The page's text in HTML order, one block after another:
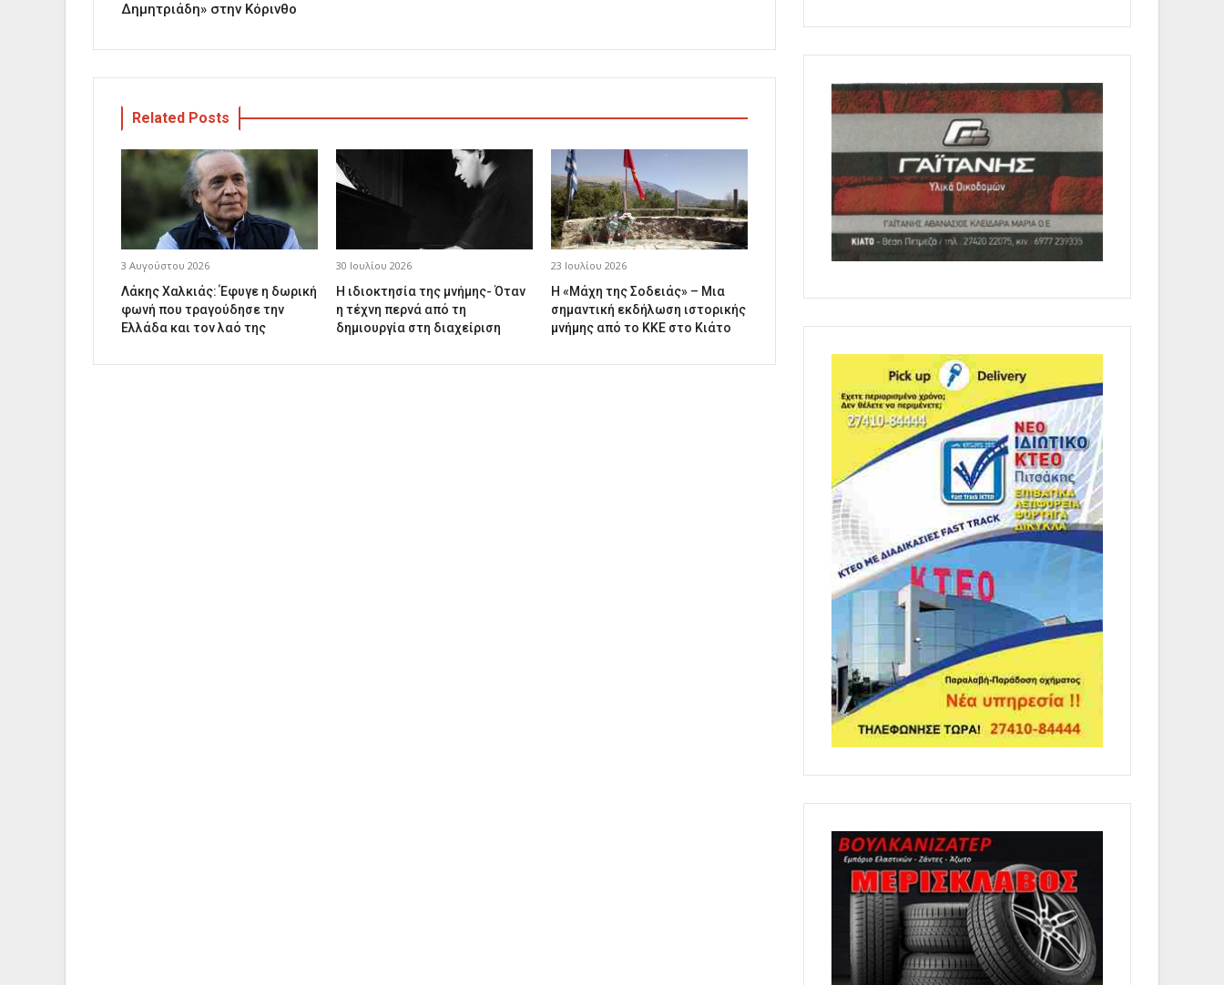
Δημητριάδη» στην Κόρινθο
Related Posts
3 Αυγούστου 2026
Λάκης Χαλκιάς: Έφυγε η δωρική
φωνή που τραγούδησε την
Ελλάδα και τον λαό της
30 Ιουλίου 2026
Η ιδιοκτησία της μνήμης- Όταν
η τέχνη περνά από τη
δημιουργία στη διαχείριση
23 Ιουλίου 2026
Η «Μάχη της Σοδειάς» – Μια
σημαντική εκδήλωση ιστορικής
μνήμης από το ΚΚΕ στο Κιάτο